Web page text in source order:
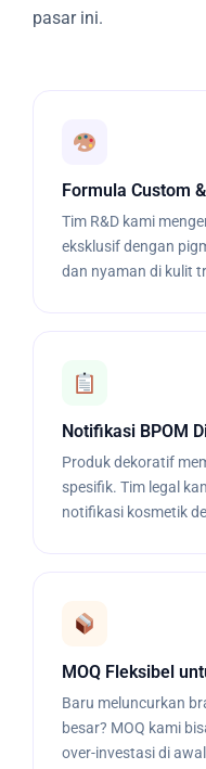
pasar ini.
Formula Custom
Tim R&D kami
eksklusif dengan
dan nyaman di kulit
Notifikasi BPOM
Produk dekoratif
spesifik. Tim legal
notifikasi kosmetik
MOQ Fleksibel
Baru meluncurkan
besar? MOQ kami
over-investasi di